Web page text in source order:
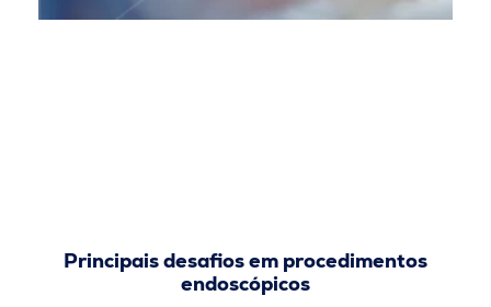
Principais desafios em procedimentos
endoscópicos